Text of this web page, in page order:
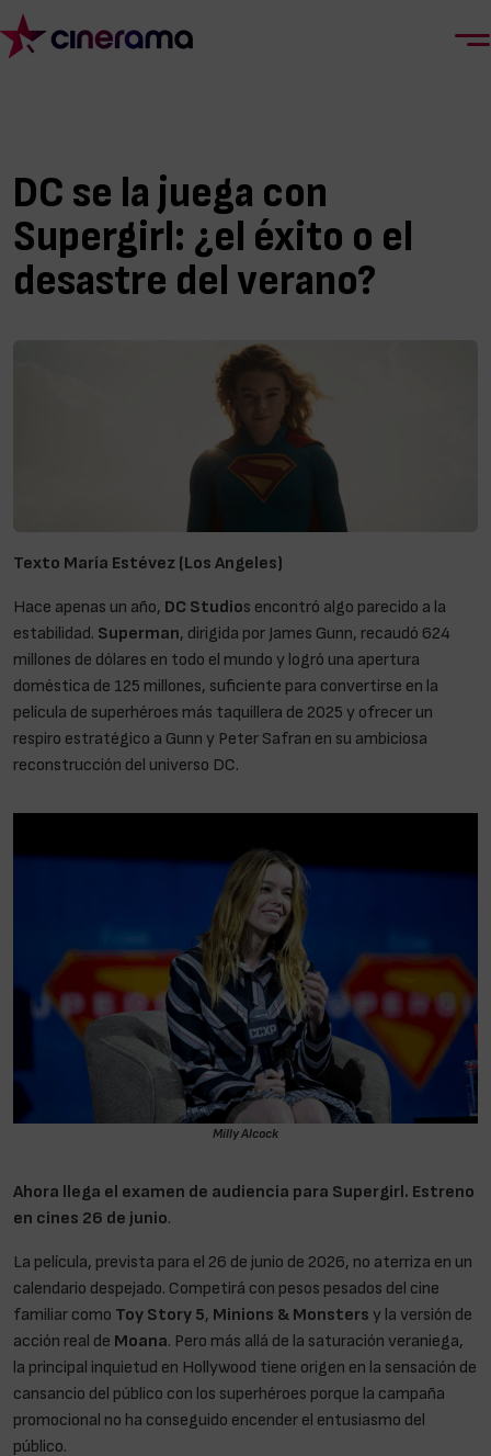
DC se la juega con
Supergirl: ¿el éxito o el
desastre del verano?
Texto María Estévez (Los Angeles)
Hace apenas un año, DC Studios encontró algo parecido a la
estabilidad. Superman, dirigida por James Gunn, recaudó 624
millones de dólares en todo el mundo y logró una apertura
doméstica de 125 millones, suficiente para convertirse en la
película de superhéroes más taquillera de 2025 y ofrecer un
respiro estratégico a Gunn y Peter Safran en su ambiciosa
reconstrucción del universo DC.
Milly Alcock
Ahora llega el examen de audiencia para Supergirl. Estreno
en cines 26 de junio.
La película, prevista para el 26 de junio de 2026, no aterriza en un
calendario despejado. Competirá con pesos pesados del cine
familiar como Toy Story 5, Minions & Monsters y la versión de
acción real de Moana. Pero más allá de la saturación veraniega,
la principal inquietud en Hollywood tiene origen en la sensación de
cansancio del público con los superhéroes porque la campaña
promocional no ha conseguido encender el entusiasmo del
público.